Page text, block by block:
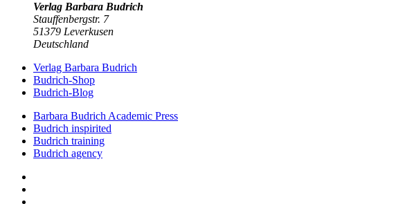
Verlag Barbara Budrich
Stauffenbergstr. 7
51379 Leverkusen
Deutschland
Verlag Barbara Budrich
Budrich-Shop
Budrich-Blog
Barbara Budrich Academic Press
Budrich inspirited
Budrich training
Budrich agency